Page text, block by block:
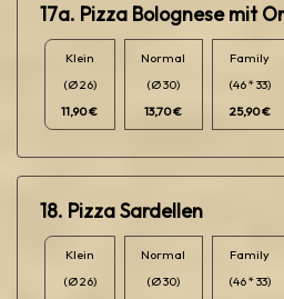
17a. Pizza Bolognese mit
Klein
(Ø 26)
11,90 €
Normal
(Ø 30)
13,70 €
Family
(46 * 33)
25,90 €
18. Pizza Sardellen
Klein
(Ø 26)
Normal
(Ø 30)
Family
(46 * 33)